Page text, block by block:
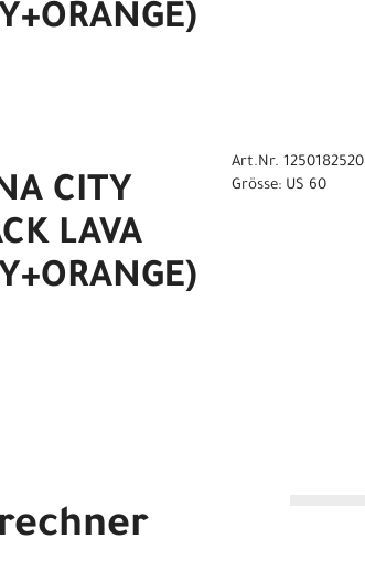
CITY
LAVA
Art.Nr. 1250182520
Grösse: US 60